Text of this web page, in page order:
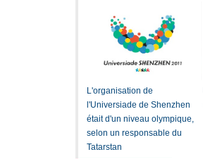
L'organisation de
l'Universiade de Shenzhen
était d'un niveau olympique,
selon un responsable du
Tatarstan